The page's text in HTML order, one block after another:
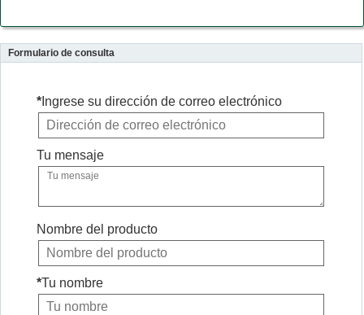
Formulario de consulta
* Ingrese su dirección de correo electrónico
Tu mensaje
Nombre del producto
*Tu nombre